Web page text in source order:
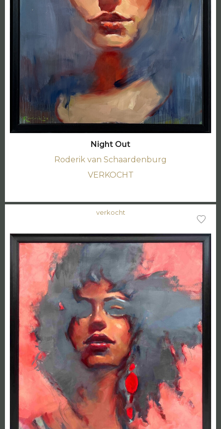
Night Out
Roderik van Schaardenburg
VERKOCHT
verkocht